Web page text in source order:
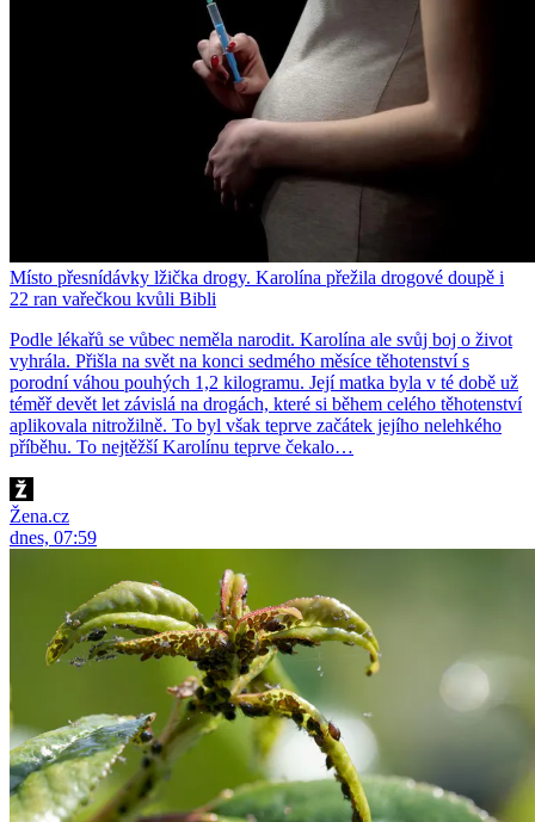
Místo přesnídávky lžička drogy. Karolína přežila drogové doupě i
22 ran vařečkou kvůli Bibli
Podle lékařů se vůbec neměla narodit. Karolína ale svůj boj o život
vyhrála. Přišla na svět na konci sedmého měsíce těhotenství s
porodní váhou pouhých 1,2 kilogramu. Její matka byla v té době už
téměř devět let závislá na drogách, které si během celého těhotenství
aplikovala nitrožilně. To byl však teprve začátek jejího nelehkého
příběhu. To nejtěžší Karolínu teprve čekalo…
Žena.cz
dnes, 07:59